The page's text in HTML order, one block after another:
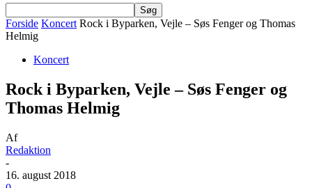
Forside Koncert Rock i Byparken, Vejle – Søs Fenger og Thomas
Helmig
Koncert
Rock i Byparken, Vejle – Søs Fenger og
Thomas Helmig
Af
Redaktion
-
16. august 2018